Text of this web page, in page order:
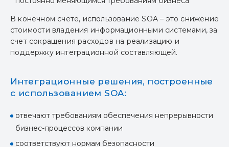
В конечном счете, использование SOA – это снижение
стоимости владения информационными системами, за
счет сокращения расходов на реализацию и
поддержку интеграционной составляющей.
Интеграционные решения, построенные
с использованием SOA:
отвечают требованиям обеспечения непрерывности
бизнес-процессов компании
соответствуют нормам безопасности